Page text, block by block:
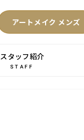
アートメイク メンズ
スタッフ紹介
STAFF